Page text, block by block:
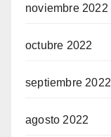
noviembre 2022
octubre 2022
septiembre 2022
agosto 2022